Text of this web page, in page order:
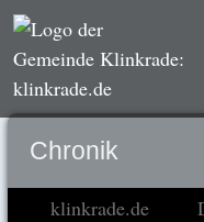
Chronik
klinkrade.de